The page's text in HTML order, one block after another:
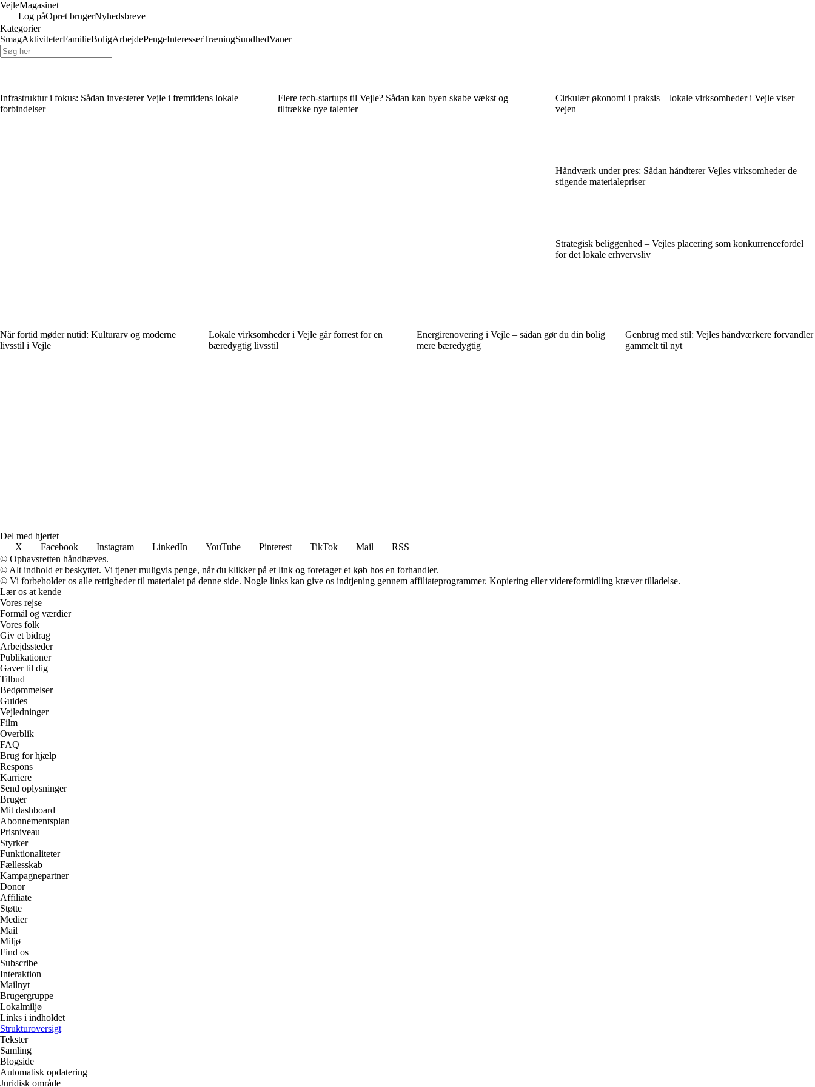
VejleMagasinet
Log påOpret brugerNyhedsbreve
Kategorier
SmagAktiviteterFamilieBoligArbejdePengeInteresserTræningSundhedVaner
Infrastruktur i fokus: Sådan investerer Vejle i fremtidens lokale
forbindelser
Flere tech-startups til Vejle? Sådan kan byen skabe vækst og
tiltrække nye talenter
Cirkulær økonomi i praksis – lokale virksomheder i Vejle viser
vejen
Håndværk under pres: Sådan håndterer Vejles virksomheder de
stigende materialepriser
Strategisk beliggenhed – Vejles placering som konkurrencefordel
for det lokale erhvervsliv
Når fortid møder nutid: Kulturarv og moderne
livsstil i Vejle
Lokale virksomheder i Vejle går forrest for en
bæredygtig livsstil
Energirenovering i Vejle – sådan gør du din bolig
mere bæredygtig
Genbrug med stil: Vejles håndværkere forvandler
gammelt til nyt
Del med hjertet
X
Facebook Instagram LinkedIn YouTube Pinterest TikTok Mail
RSS
© Ophavsretten håndhæves.
© Alt indhold er beskyttet. Vi tjener muligvis penge, når du klikker på et link og foretager et køb hos en forhandler.
© Vi forbeholder os alle rettigheder til materialet på denne side. Nogle links kan give os indtjening gennem affiliateprogrammer. Kopiering eller videreformidling kræver tilladelse.
Lær os at kende
Vores rejse
Formål og værdier
Vores folk
Giv et bidrag
Arbejdssteder
Publikationer
Gaver til dig
Tilbud
Bedømmelser
Guides
Vejledninger
Film
Overblik
FAQ
Brug for hjælp
Respons
Karriere
Send oplysninger
Bruger
Mit dashboard
Abonnementsplan
Prisniveau
Styrker
Funktionaliteter
Fællesskab
Kampagnepartner
Donor
Affiliate
Støtte
Medier
Mail
Miljø
Find os
Subscribe
Interaktion
Mailnyt
Brugergruppe
Lokalmiljø
Links i indholdet
Strukturoversigt
Tekster
Samling
Blogside
Automatisk opdatering
Juridisk område